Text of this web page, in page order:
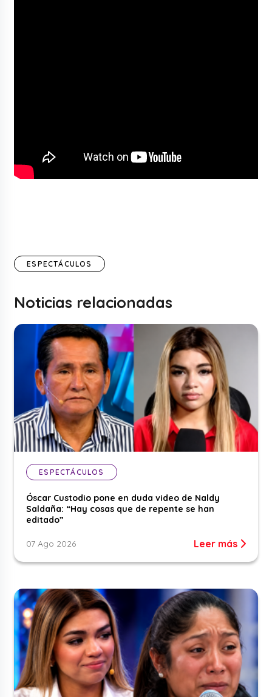
ESPECTÁCULOS
Noticias relacionadas
ESPECTÁCULOS
Óscar Custodio pone en duda video de Naldy
Saldaña: “Hay cosas que de repente se han
editado”
07 Ago 2026 Leer más